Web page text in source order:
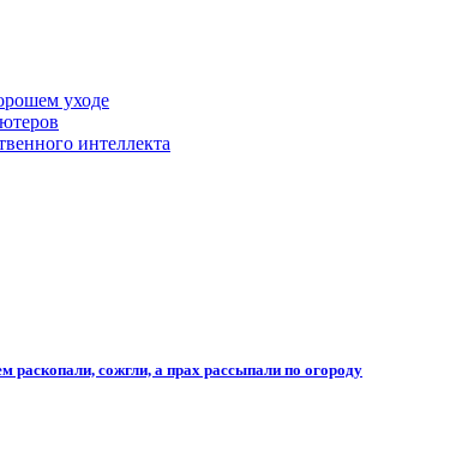
уходе
интеллекта
раскопали, сожгли, а прах рассыпали по огороду